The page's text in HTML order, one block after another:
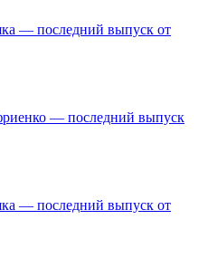
— последний выпуск от
— последний выпуск
— последний выпуск от